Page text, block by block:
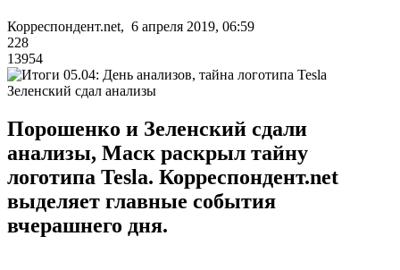
Корреспондент.net, 6 апреля 2019, 06:59
228
13954
Зеленский сдал анализы
Порошенко и Зеленский сдали
анализы, Маск раскрыл тайну
логотипа Tesla. Корреспондент.net
выделяет главные события
вчерашнего дня.